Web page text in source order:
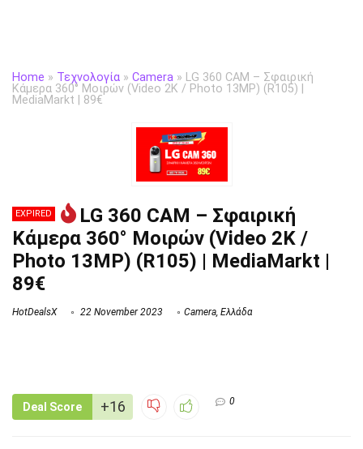
Home » Τεχνολογία » Camera » LG 360 CAM – Σφαιρική
Κάμερα 360° Μοιρών (Video 2K / Photo 13MP) (R105) |
MediaMarkt | 89€
EXPIRED
LG 360 CAM – Σφαιρική
Κάμερα 360° Μοιρών (Video 2K /
Photo 13MP) (R105) | MediaMarkt |
89€
HotDealsX 22 November 2023 Camera, Ελλάδα
Deal Score +16 0